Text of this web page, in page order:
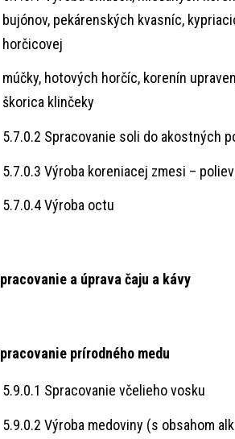
bujónov, pekárenských kvasníc,
horčicovej
múčky, hotových horčíc, korenín
škorica klinčeky
5.7.0.2 Spracovanie soli do akostných
5.7.0.3 Výroba koreniacej zmesi –
5.7.0.4 Výroba octu
a úprava čaju a kávy
prírodného medu
5.9.0.1 Spracovanie včelieho vosku
5.9.0.2 Výroba medoviny (s obsahom